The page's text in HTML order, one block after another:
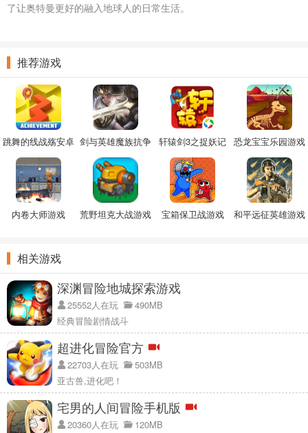
了让奥特曼更好的融入地球人的日常生活。
推荐游戏
跳舞的线战殇安卓
版
剑与英雄魔族抗争
手游
轩辕剑3之捉妖记 恐龙宝宝乐园游戏
内卷大师游戏 荒野坦克大战游戏 宝箱保卫战游戏 和平远征英雄游戏
相关游戏
深渊冒险地城探索游戏
25552人在玩
490MB
经典冒险剧情战斗
超进化冒险官方
22703人在玩
503MB
亚古兽,进化吧！
宅男的人间冒险手机版
20360人在玩
120MB